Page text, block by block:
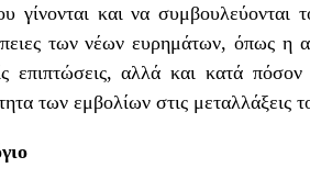
γίνονται και να συμβουλεύονται
των νέων ευρημάτων, όπως η
επιπτώσεις, αλλά και κατά
των εμβολίων στις μεταλλάξεις